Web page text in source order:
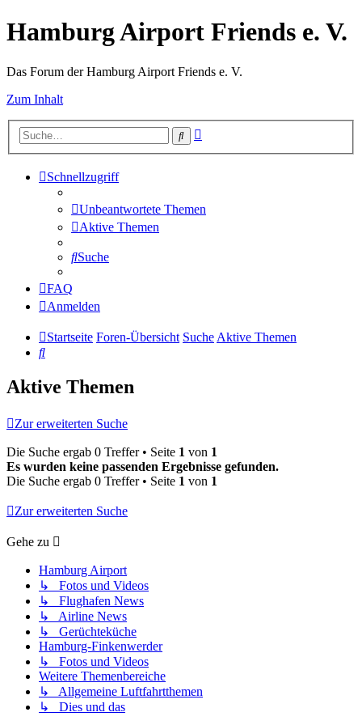
Hamburg Airport Friends e. V.
Das Forum der Hamburg Airport Friends e. V.
Zum Inhalt
Suche
Schnellzugriff
Unbeantwortete Themen
Aktive Themen
Suche
FAQ
Anmelden
Startseite Foren-Übersicht SucheAktive Themen
Suche
Aktive Themen
Zur erweiterten Suche
Die Suche ergab 0 Treffer • Seite 1 von 1
Es wurden keine passenden Ergebnisse gefunden.
Die Suche ergab 0 Treffer • Seite 1 von 1
Zur erweiterten Suche
Gehe zu
Hamburg Airport
↳ Fotos und Videos
↳ Flughafen News
↳ Airline News
↳ Gerüchteküche
Hamburg-Finkenwerder
↳ Fotos und Videos
Weitere Themenbereiche
↳ Allgemeine Luftfahrtthemen
↳ Dies und das